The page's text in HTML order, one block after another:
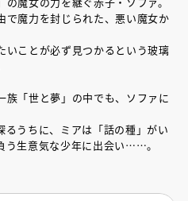
で魔力を封じられた、悪い魔女か
いことが必ず見つかるという玻璃
族「世と夢」の中でも、ソファに
うちに、ミアは「話の種」がい
う生意気な少年に出会い……。